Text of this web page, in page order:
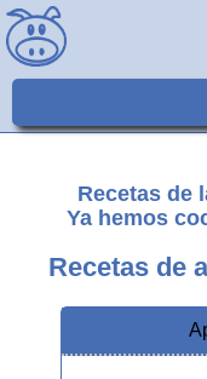
Recetas de
Ya hemos
Recetas de